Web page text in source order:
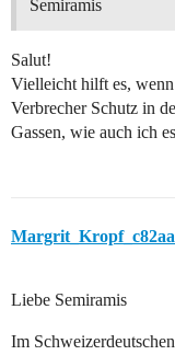
Semiramis
Salut!
Vielleicht hilft es,
Verbrecher Schutz in
Gassen, wie auch ich
Liebe Semiramis
Im